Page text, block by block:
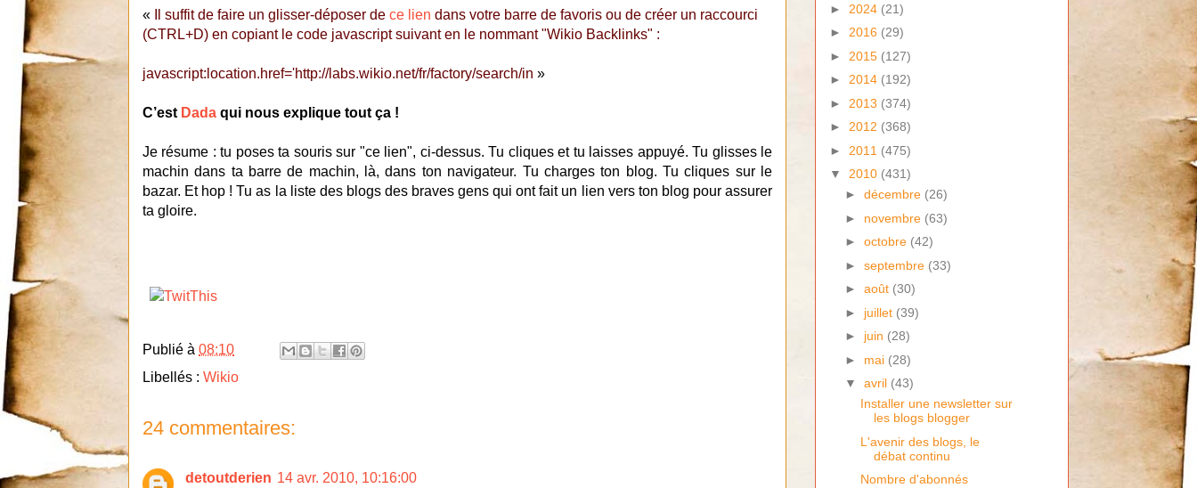
« Il suffit de faire un glisser-déposer de ce lien dans votre barre de favoris ou de créer un raccourci
(CTRL+D) en copiant le code javascript suivant en le nommant "Wikio Backlinks" :
javascript:location.href='http://labs.wikio.net/fr/factory/search/in »
C’est Dada qui nous explique tout ça !
Je résume : tu poses ta souris sur "ce lien", ci-dessus. Tu cliques et tu laisses appuyé. Tu glisses le
machin dans ta barre de machin, là, dans ton navigateur. Tu charges ton blog. Tu cliques sur le
bazar. Et hop ! Tu as la liste des blogs des braves gens qui ont fait un lien vers ton blog pour assurer
ta gloire.
Publié à 08:10
Libellés : Wikio
24 commentaires:
detoutderien 14 avr. 2010, 10:16:00
► 2024 (21)
► 2016 (29)
► 2015 (127)
► 2014 (192)
► 2013 (374)
► 2012 (368)
► 2011 (475)
▼ 2010 (431)
► décembre (26)
► novembre (63)
► octobre (42)
► septembre (33)
► août (30)
► juillet (39)
► juin (28)
► mai (28)
▼ avril (43)
Installer une newsletter sur
les blogs blogger
L'avenir des blogs, le
débat continu
Nombre d'abonnés